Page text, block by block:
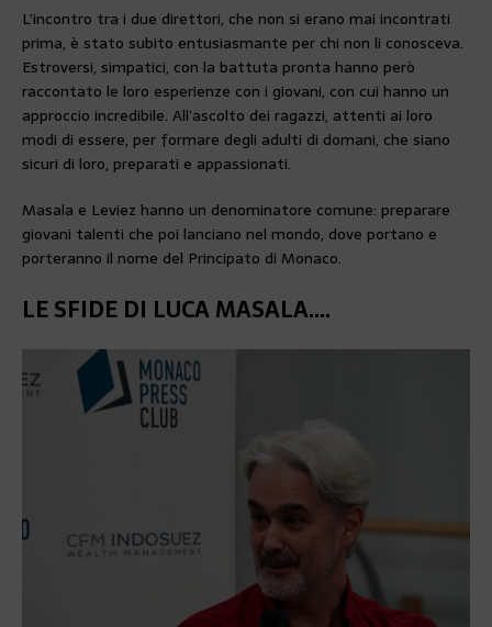
L’incontro tra i due direttori, che non si erano mai incontrati
prima, è stato subito entusiasmante per chi non li conosceva.
Estroversi, simpatici, con la battuta pronta hanno però
raccontato le loro esperienze con i giovani, con cui hanno un
approccio incredibile. All’ascolto dei ragazzi, attenti ai loro
modi di essere, per formare degli adulti di domani, che siano
sicuri di loro, preparati e appassionati.
Masala e Leviez hanno un denominatore comune: preparare
giovani talenti che poi lanciano nel mondo, dove portano e
porteranno il nome del Principato di Monaco.
LE SFIDE DI LUCA MASALA….